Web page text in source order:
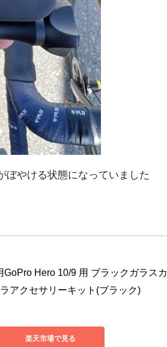
ぼやける状態になっていました
Hero 10/9 用 ブラックガラスカ
アクセサリーキット(ブラック)
楽天市場で見る